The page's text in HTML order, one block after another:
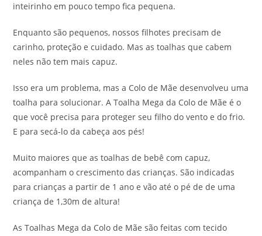
inteirinho em pouco tempo fica pequena.
Enquanto são pequenos, nossos filhotes precisam de
carinho, proteção e cuidado. Mas as toalhas que cabem
neles não tem mais capuz.
Isso era um problema, mas a Colo de Mãe desenvolveu uma
toalha para solucionar. A Toalha Mega da Colo de Mãe é o
que você precisa para proteger seu filho do vento e do frio.
E para secá-lo da cabeça aos pés!
Muito maiores que as toalhas de bebê com capuz,
acompanham o crescimento das crianças. São indicadas
para crianças a partir de 1 ano e vão até o pé de de uma
criança de 1,30m de altura!
As Toalhas Mega da Colo de Mãe são feitas com tecido